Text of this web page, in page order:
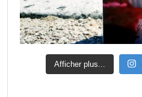
Afficher plus...